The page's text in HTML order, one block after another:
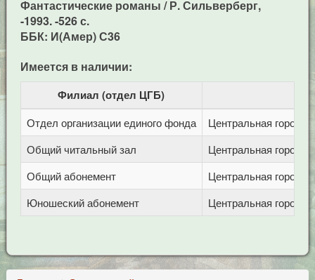
Фантастические романы / Р. Сильверберг,
-1993. -526 с.
ББК: И(Амер) С36
Имеется в наличии:
Филиал (отдел ЦГБ)
Отдел организации единого фонда
Центральная
Общий читальный зал
Центральная
Общий абонемент
Центральная
Юношеский абонемент
Центральная